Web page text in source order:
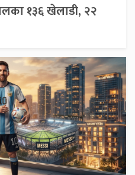
१३६ खेलाडी, २२